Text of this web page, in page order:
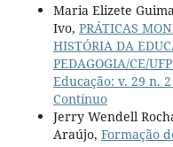
Maria Elizete
Ivo, PRÁTICAS
HISTÓRIA DA
PEDAGOGIA/CE/
Educação: v. 29 n.
Contínuo
Jerry Wendell
Araújo, Formação